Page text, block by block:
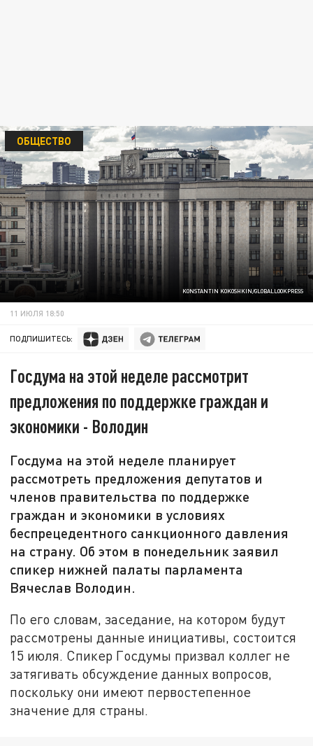
KONSTANTIN KOKOSHKIN/GLOBALLOOKPRESS
ОБЩЕСТВО
11 ИЮЛЯ 18:50
ПОДПИШИТЕСЬ:
Госдума на этой неделе рассмотрит
предложения по поддержке граждан и
экономики - Володин
Госдума на этой неделе планирует
рассмотреть предложения депутатов и
членов правительства по поддержке
граждан и экономики в условиях
беспрецедентного санкционного давления
на страну. Об этом в понедельник заявил
спикер нижней палаты парламента
Вячеслав Володин.
По его словам, заседание, на котором будут
рассмотрены данные инициативы, состоится
15 июля. Спикер Госдумы призвал коллег не
затягивать обсуждение данных вопросов,
поскольку они имеют первостепенное
значение для страны.